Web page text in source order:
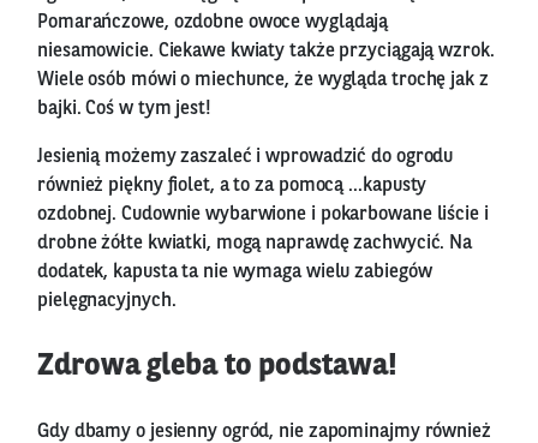
Pomarańczowe, ozdobne owoce wyglądają
niesamowicie. Ciekawe kwiaty także przyciągają wzrok.
Wiele osób mówi o miechunce, że wygląda trochę jak z
bajki. Coś w tym jest!
Jesienią możemy zaszaleć i wprowadzić do ogrodu
również piękny fiolet, a to za pomocą …kapusty
ozdobnej. Cudownie wybarwione i pokarbowane liście i
drobne żółte kwiatki, mogą naprawdę zachwycić. Na
dodatek, kapusta ta nie wymaga wielu zabiegów
pielęgnacyjnych.
Zdrowa gleba to podstawa!
Gdy dbamy o jesienny ogród, nie zapominajmy również